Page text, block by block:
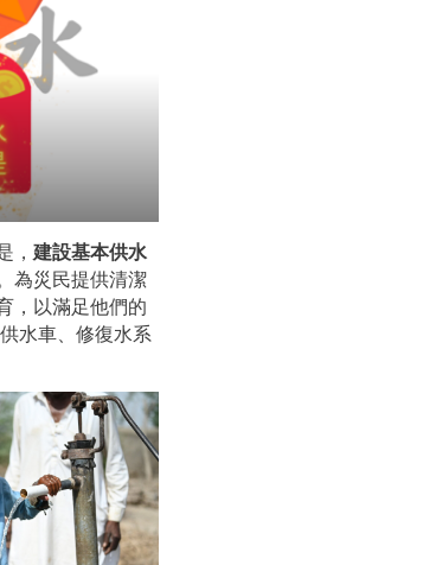
，建設基本供水
為災民提供清潔
，以滿足他們的
水車、修復水系